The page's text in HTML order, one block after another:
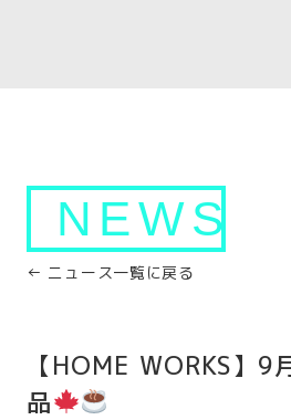
NEWS
← ニュース一覧に戻る
【HOME WORKS】9
品